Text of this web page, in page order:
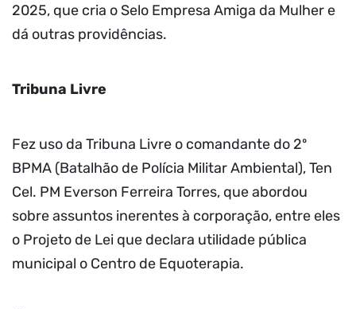
2025, que cria o Selo Empresa Amiga da Mulher e
dá outras providências.
Tribuna Livre
Fez uso da Tribuna Livre o comandante do 2º
BPMA (Batalhão de Polícia Militar Ambiental), Ten
Cel. PM Everson Ferreira Torres, que abordou
sobre assuntos inerentes à corporação, entre eles
o Projeto de Lei que declara utilidade pública
municipal o Centro de Equoterapia.